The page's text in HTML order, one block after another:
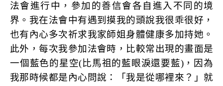
法會進行中，參加的善信會各自進入不同的境
界。我在法會中有遇到摸我的頭說我很乖很好，
也有內心多次祈求我家師姐身體健康多加持她。
此外，每次我參加法會時，比較常出現的畫面是
一個藍色的星空(比馬祖的藍眼淚還要藍)，因為
我那時候都是內心問說：「我是從哪裡來？」就